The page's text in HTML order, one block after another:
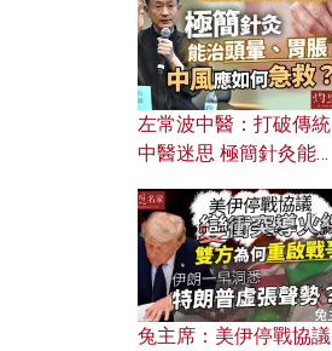
落地？
左常波中醫：打破傳統
中醫迷思 極簡針灸能治
何急救？
兔主席：美伊停戰協議